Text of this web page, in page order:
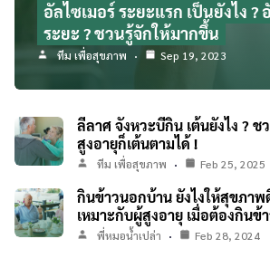
อัลไซเมอร์ ระยะแรก เป็นยังไง ?
ระยะ ? ชวนรู้จักให้มากขึ้น
ทีม เพื่อสุขภาพ Sep 19, 2023
ลีลาศ จังหวะบีกิน เต้นยังไง ?
สูงอายุก็เต้นตามได้ !
ทีม เพื่อสุขภาพ Feb 25, 2025
กินข้าวนอกบ้าน ยังไงให้สุขภาพ
เหมาะกับผู้สูงอายุ เมื่อต้องกินข้
พี่หมอน้ำเปล่า Feb 28, 2024